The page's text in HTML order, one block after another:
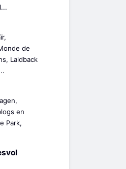
de
Laidback
en
Park,